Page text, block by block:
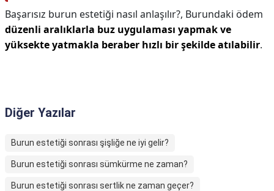
Başarısız burun estetiği nasıl anlaşılır?, Burundaki ödem
düzenli aralıklarla buz uygulaması yapmak ve
yüksekte yatmakla beraber hızlı bir şekilde atılabilir.
Diğer Yazılar
Burun estetiği sonrası şişliğe ne iyi gelir?
Burun estetiği sonrası sümkürme ne zaman?
Burun estetiği sonrası sertlik ne zaman geçer?